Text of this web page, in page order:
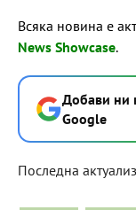
Всяка новина е
News Showcase.
Добави ни
Google
Последна